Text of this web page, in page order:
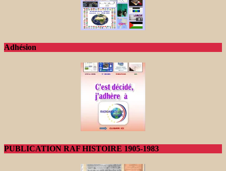
Adhésion
PUBLICATION RAF HISTOIRE 1905-1983